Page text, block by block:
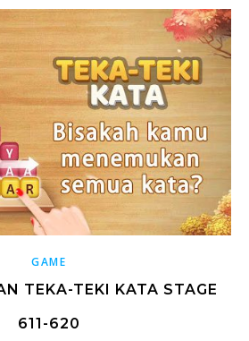
GAME
TEKA-TEKI KATA STAGE
611-620